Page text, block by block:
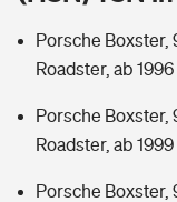
Sie haben Fragen?
Zur Übersicht
Tools
Kinderunfall-Check:
Porsche Boxster,
Roadster, ab 1996
Porsche Boxster,
Roadster, ab 1999
Porsche Boxster,